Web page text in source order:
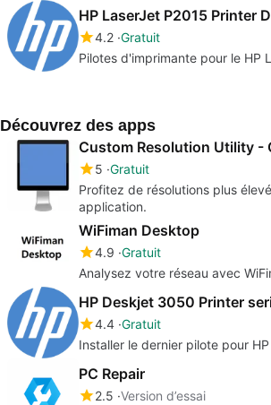
HP LaserJet P2015 Printer
4.2 Gratuit
Pilotes d'imprimante pour le HP
Découvrez des apps
Custom Resolution Utility -
5 Gratuit
Profitez de résolutions plus
application.
WiFiman Desktop
4.9 Gratuit
Analysez votre réseau avec
HP Deskjet 3050 Printer
4.4 Gratuit
Installer le dernier pilote pour
PC Repair
2.5 Version d’essai